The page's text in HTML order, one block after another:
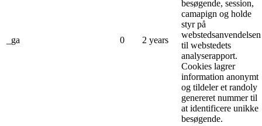
_ga 0 2 years
besøgende, session,
camapign og holde
styr på
webstedsanvendelsen
til webstedets
analyserapport.
Cookies lagrer
information anonymt
og tildeler et randoly
genereret nummer til
at identificere unikke
besøgende.